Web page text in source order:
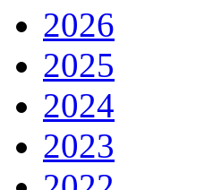
2026
2025
2024
2023